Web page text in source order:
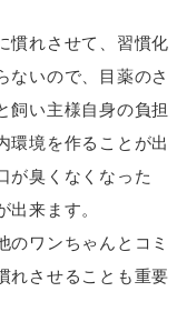
慣れさせて、習慣化
ないので、目薬のさ
飼い主様自身の負担
環境を作ることが出
が臭くなくなった
来ます。
のワンちゃんとコミ
れさせることも重要